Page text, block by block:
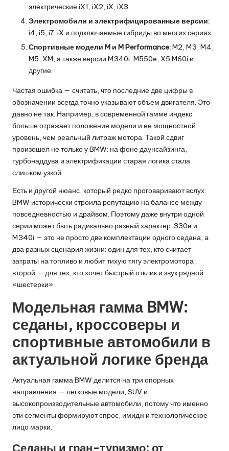
электрические iX1, iX2, iX, iX3.
Электромобили и электрифицированные версии:
i4, i5, i7, iX и подключаемые гибриды во многих сериях.
Спортивные модели M и M Performance:M2, M3, M4,
M5, XM, а также версии M340i, M550e, X5 M60i и
другие.
Частая ошибка — считать, что последние две цифры в
обозначении всегда точно указывают объем двигателя. Это
давно не так. Например, в современной гамме индекс
больше отражает положение модели и ее мощностной
уровень, чем реальный литраж мотора. Такой сдвиг
произошел не только у BMW: на фоне даунсайзинга,
турбонаддува и электрификации старая логика стала
слишком узкой.
Есть и другой нюанс, который редко проговаривают вслух:
BMW исторически строила репутацию на балансе между
повседневностью и драйвом. Поэтому даже внутри одной
серии может быть радикально разный характер. 330e и
M340i — это не просто две комплектации одного седана, а
два разных сценария жизни: один для тех, кто считает
затраты на топливо и любит тихую тягу электромотора,
второй — для тех, кто хочет быстрый отклик и звук рядной
«шестерки».
Модельная гамма BMW:
седаны, кроссоверы и
спортивные автомобили в
актуальной логике бренда
Актуальная гамма BMW делится на три опорных
направления — легковые модели, SUV и
высокопроизводительные автомобили, потому что именно
эти сегменты формируют спрос, имидж и технологическое
лицо марки.
Седаны и гран-туризмо: от